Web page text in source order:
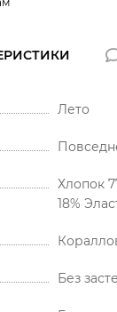
Лето
Хлопок
18%
Без